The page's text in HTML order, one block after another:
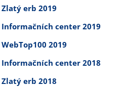
Zlatý erb 2019
Informačních center 2019
WebTop100 2019
Informačních center 2018
Zlatý erb 2018